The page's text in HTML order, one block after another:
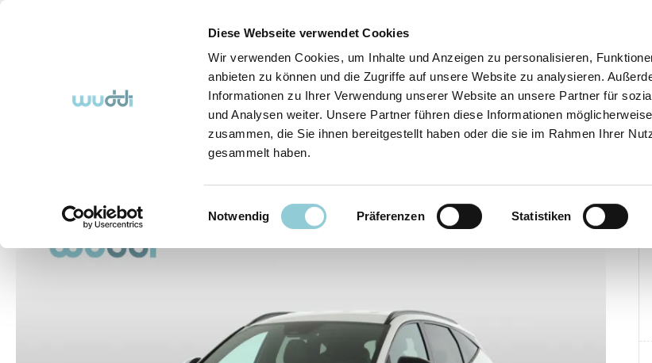
Diese Webseite verwendet Cookies
Wir verwenden Cookies, um Inhalte und Anzeigen zu personalisieren,
anbieten zu können und die Zugriffe auf unsere Website zu analysieren.
Informationen zu Ihrer Verwendung unserer Website an unsere Partner für
und Analysen weiter. Unsere Partner führen diese Informationen
zusammen, die Sie ihnen bereitgestellt haben oder die sie im Rahmen Ihrer
gesammelt haben.
Einwilligungsauswahl
Notwendig Präferenzen Statistiken
Abo-Fahrzeuge So funktioniert's (FAQ) Über Uns Kontakt
Bildergalerie überspringen